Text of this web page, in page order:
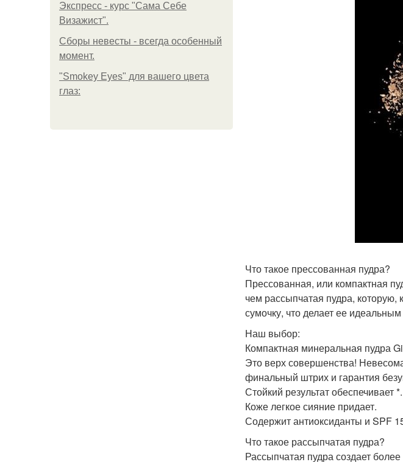
Экспресс - курс "Сама Себе
Визажист".
Сборы невесты - всегда особенный
момент.
"Smokey Eyes" для вашего цвета
глаз:
Что такое прессованная пудра?
Прессованная, или компактная
чем рассыпчатая пудра,
сумочку, что делает ее
Наш выбор:
Компактная минеральная пудра
Это верх совершенства!
финальный штрих и гарантия
Стойкий результат обеспечивает *.
Коже легкое сияние придает.
Содержит антиоксиданты и SPF
Что такое рассыпчатая пудра?
Рассыпчатая пудра создает